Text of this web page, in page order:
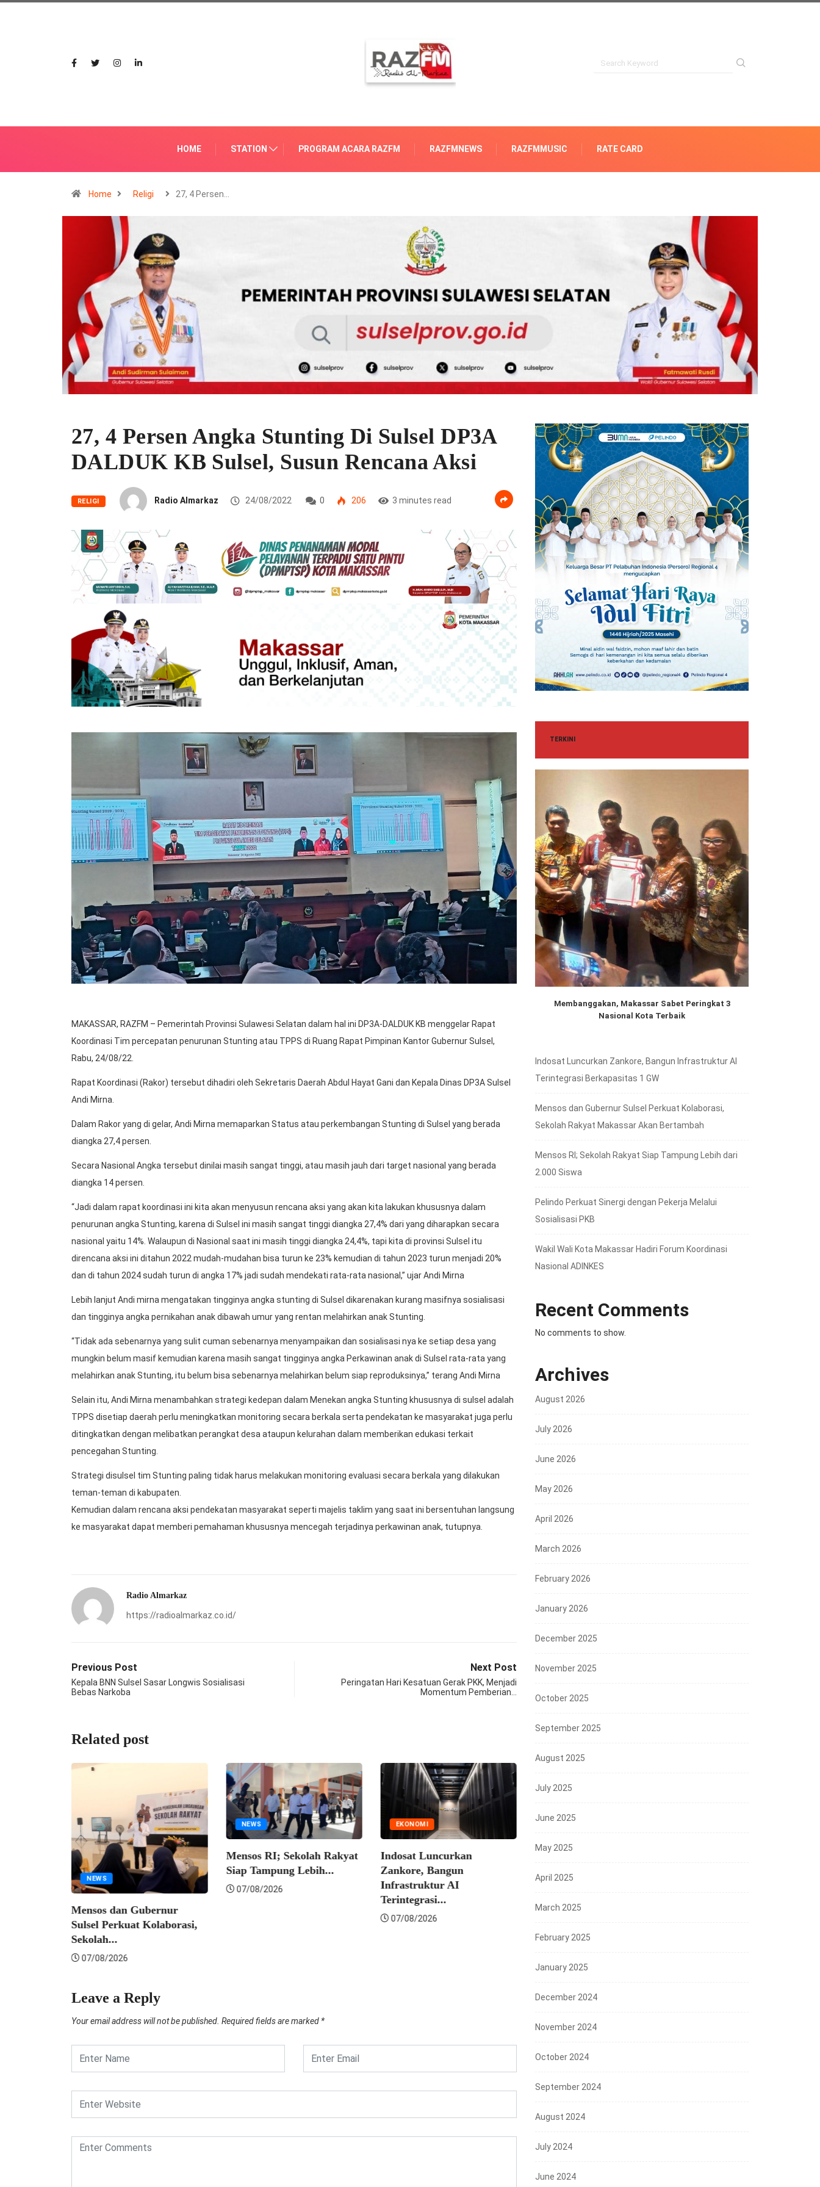
HOME STATION PROGRAM ACARA RAZFM RAZFMNEWS RAZFMMUSIC RATE CARD
Home Religi 27, 4 Persen…
27, 4 Persen Angka Stunting Di Sulsel DP3A
DALDUK KB Sulsel, Susun Rencana Aksi
RELIGI Radio Almarkaz 24/08/2022 0 206 3 minutes read
MAKASSAR, RAZFM – Pemerintah Provinsi Sulawesi Selatan dalam hal ini DP3A-DALDUK KB menggelar Rapat
Koordinasi Tim percepatan penurunan Stunting atau TPPS di Ruang Rapat Pimpinan Kantor Gubernur Sulsel,
Rabu, 24/08/22.
Rapat Koordinasi (Rakor) tersebut dihadiri oleh Sekretaris Daerah Abdul Hayat Gani dan Kepala Dinas DP3A Sulsel
Andi Mirna.
Dalam Rakor yang di gelar, Andi Mirna memaparkan Status atau perkembangan Stunting di Sulsel yang berada
diangka 27,4 persen.
Secara Nasional Angka tersebut dinilai masih sangat tinggi, atau masih jauh dari target nasional yang berada
diangka 14 persen.
“Jadi dalam rapat koordinasi ini kita akan menyusun rencana aksi yang akan kita lakukan khususnya dalam
penurunan angka Stunting, karena di Sulsel ini masih sangat tinggi diangka 27,4% dari yang diharapkan secara
nasional yaitu 14%. Walaupun di Nasional saat ini masih tinggi diangka 24,4%, tapi kita di provinsi Sulsel itu
direncana aksi ini ditahun 2022 mudah-mudahan bisa turun ke 23% kemudian di tahun 2023 turun menjadi 20%
dan di tahun 2024 sudah turun di angka 17% jadi sudah mendekati rata-rata nasional,” ujar Andi Mirna
Lebih lanjut Andi mirna mengatakan tingginya angka stunting di Sulsel dikarenakan kurang masifnya sosialisasi
dan tingginya angka pernikahan anak dibawah umur yang rentan melahirkan anak Stunting.
“Tidak ada sebenarnya yang sulit cuman sebenarnya menyampaikan dan sosialisasi nya ke setiap desa yang
mungkin belum masif kemudian karena masih sangat tingginya angka Perkawinan anak di Sulsel rata-rata yang
melahirkan anak Stunting, itu belum bisa sebenarnya melahirkan belum siap reproduksinya,” terang Andi Mirna
Selain itu, Andi Mirna menambahkan strategi kedepan dalam Menekan angka Stunting khususnya di sulsel adalah
TPPS disetiap daerah perlu meningkatkan monitoring secara berkala serta pendekatan ke masyarakat juga perlu
ditingkatkan dengan melibatkan perangkat desa ataupun kelurahan dalam memberikan edukasi terkait
pencegahan Stunting.
Strategi disulsel tim Stunting paling tidak harus melakukan monitoring evaluasi secara berkala yang dilakukan
teman-teman di kabupaten.
Kemudian dalam rencana aksi pendekatan masyarakat seperti majelis taklim yang saat ini bersentuhan langsung
ke masyarakat dapat memberi pemahaman khususnya mencegah terjadinya perkawinan anak, tutupnya.
Radio Almarkaz
https://radioalmarkaz.co.id/
Previous Post
Kepala BNN Sulsel Sasar Longwis Sosialisasi
Bebas Narkoba
Next Post
Peringatan Hari Kesatuan Gerak PKK, Menjadi
Momentum Pemberian…
Related post
NEWS
Mensos dan Gubernur
Sulsel Perkuat Kolaborasi,
Sekolah...
07/08/2026
NEWS
Mensos RI; Sekolah Rakyat
Siap Tampung Lebih...
07/08/2026
EKONOMI
Indosat Luncurkan
Zankore, Bangun
Infrastruktur AI
Terintegrasi...
07/08/2026
NEWS
Mensos dan Gubernur
Sekolah...
Leave a Reply
Your email address will not be published. Required fields are marked *
TERKINI
Membanggakan, Makassar Sabet Peringkat 3
Nasional Kota Terbaik
Indosat Luncurkan Zankore, Bangun Infrastruktur AI
Terintegrasi Berkapasitas 1 GW
Mensos dan Gubernur Sulsel Perkuat Kolaborasi,
Sekolah Rakyat Makassar Akan Bertambah
Mensos RI; Sekolah Rakyat Siap Tampung Lebih dari
2.000 Siswa
Pelindo Perkuat Sinergi dengan Pekerja Melalui
Sosialisasi PKB
Wakil Wali Kota Makassar Hadiri Forum Koordinasi
Nasional ADINKES
Recent Comments
No comments to show.
Archives
August 2026
July 2026
June 2026
May 2026
April 2026
March 2026
February 2026
January 2026
December 2025
November 2025
October 2025
September 2025
August 2025
July 2025
June 2025
May 2025
April 2025
March 2025
February 2025
January 2025
December 2024
November 2024
October 2024
September 2024
August 2024
July 2024
June 2024